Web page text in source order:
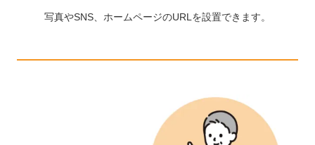
写真やSNS、ホームページのURLを設置できます。